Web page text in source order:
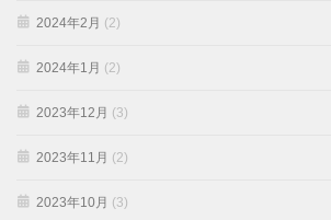
2024年2月 (2)
2024年1月 (2)
2023年12月 (3)
2023年11月 (2)
2023年10月 (3)